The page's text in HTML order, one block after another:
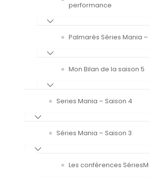
performance
Palmarès Séries Mania –
Mon Bilan de la saison 5
Series Mania – Saison 4
Séries Mania – Saison 3
Les conférences